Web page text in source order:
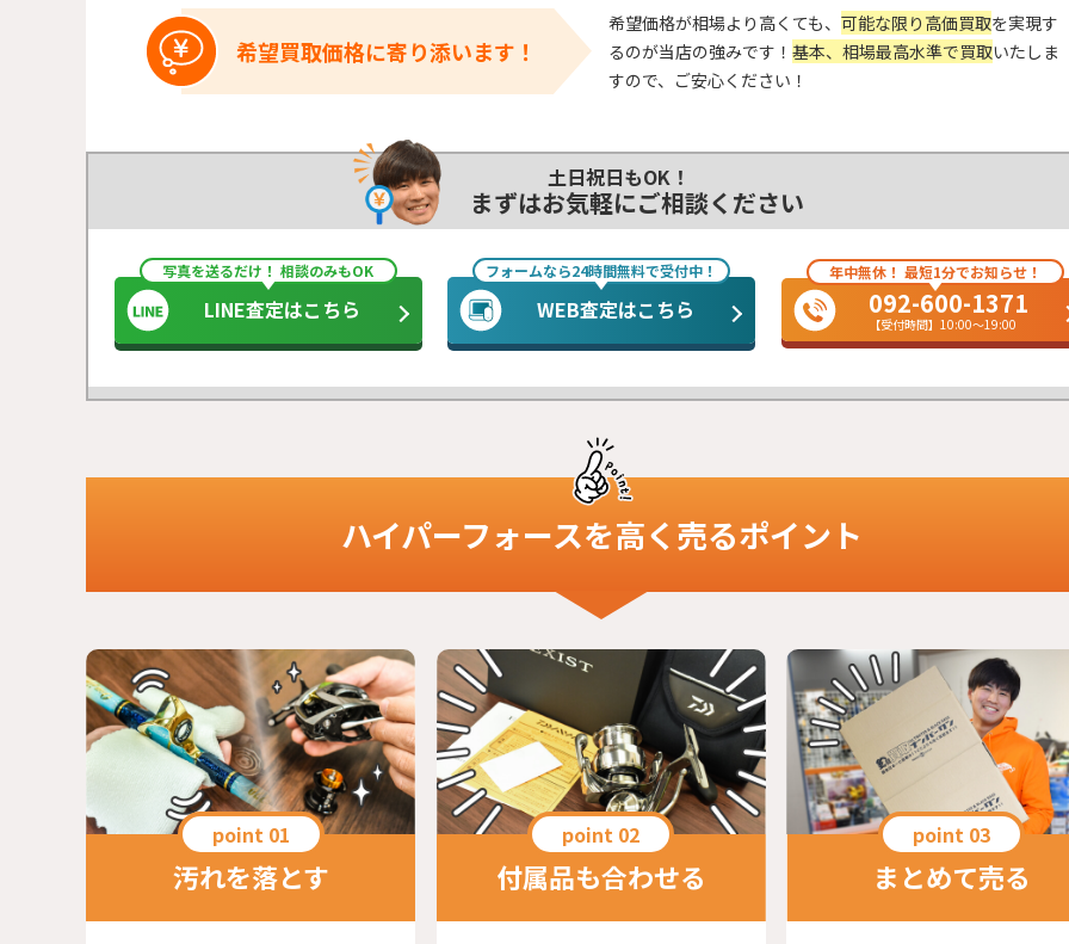
希望買取価格に寄り添います！
希望価格が相場より高くても、 可能な限り高価買取を実現す
るのが当店の強みです！ 基本、相場最高水準で買取いたしま
すので、ご安心ください！
土日祝日もOK！
まずはお気軽にご相談ください
写真を送るだけ！ 相談のみもOK
LINE査定はこちら
フォームなら24時間無料で受付中！
WEB査定はこちら
年中無休！ 最短1分でお知らせ！
092-600-1371
【受付時間】10:00～19:00
ハイパーフォースを高く売るポイント
汚れを落とす 付属品も合わせる まとめて売る